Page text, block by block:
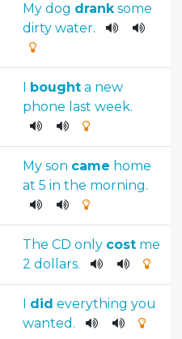
My dog drank some
dirty water.
I bought a new
phone last week.
My son came home
at 5 in the morning.
The CD only cost me
2 dollars.
I did everything you
wanted .